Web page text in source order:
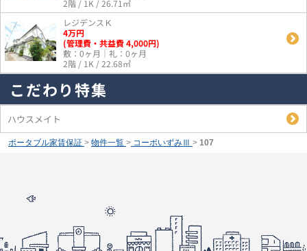
2階 / 1K / 26.71㎡
レジデンスＫ
4万円
(管理費・共益費 4,000円)
敷：0ヶ月｜礼：0ヶ月
2階 / 1K / 22.68㎡
こだわり特集
ハウスメイト
ポータブル家賃保証 > 物件一覧 > コーポいずみⅢ > 107